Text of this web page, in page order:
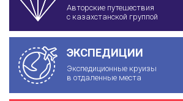
Авторские путешествия
с казахстанской группой
ЭКСПЕДИЦИИ
Экспедиционные круизы
в отдаленные места